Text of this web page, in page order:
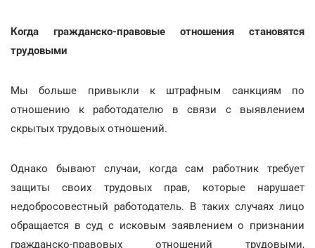
Когда гражданско-правовые отношения становятся
трудовыми
Мы больше привыкли к штрафным санкциям по
отношению к работодателю в связи с выявлением
скрытых трудовых отношений.
Однако бывают случаи, когда сам работник требует
защиты своих трудовых прав, которые нарушает
недобросовестный работодатель. В таких случаях лицо
обращается в суд с исковым заявлением о признании
гражданско-правовых отношений трудовыми,